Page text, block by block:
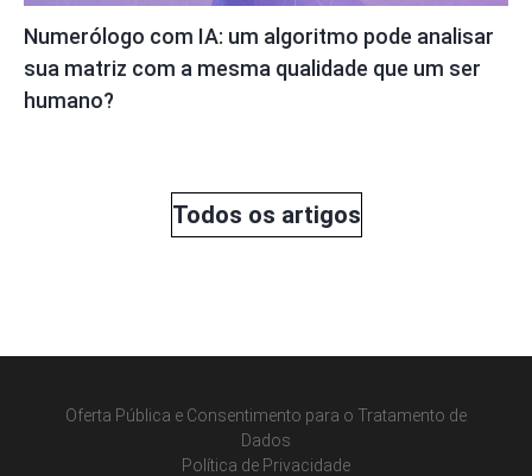
Numerólogo com IA: um algoritmo pode analisar
sua matriz com a mesma qualidade que um ser
humano?
Todos os artigos
Oferta Pública e Consentimento para o Tratamento de
Dados
Política de Privacidade